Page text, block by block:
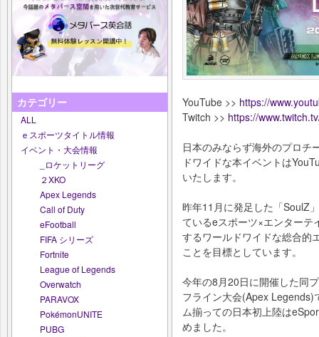
カテゴリー
ALL
ｅスポーツタイトル情報
イベント・大会情報
_ロケットリーグ
２XKO
Apex Legends
Call of Duty
eFootball
FIFA シリーズ
Fortnite
League of Legends
Overwatch
PARAVOX
PokémonUNITE
PUBG
YouTube >> https://
Twitch >> https://
日本のみならず海外のプロチ
ドワイドな本イベントは
いたします。
昨年11月に発足した「SoulZ
ているeスポーツ×エンターテ
するワールドワイドな総合的
ことを目標としています。
今年の8月20日に開催した同
フライン大会(Apex Legends)
ム揃っての日本初上陸は
めました。